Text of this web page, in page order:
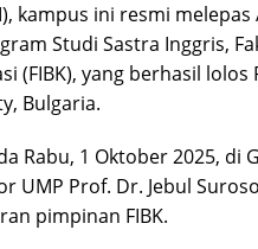
kampus ini resmi melepas
Studi Sastra Inggris,
(FIBK), yang berhasil lolos
Bulgaria.
Rabu, 1 Oktober 2025, di
UMP Prof. Dr. Jebul
pimpinan FIBK.